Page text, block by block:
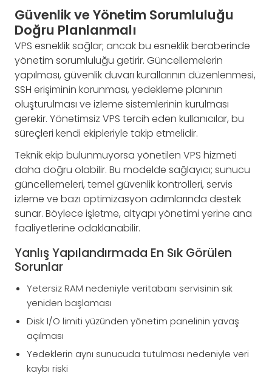
Güvenlik ve Yönetim Sorumluluğu
Doğru Planlanmalı
VPS esneklik sağlar; ancak bu esneklik beraberinde
yönetim sorumluluğu getirir. Güncellemelerin
yapılması, güvenlik duvarı kurallarının düzenlenmesi,
SSH erişiminin korunması, yedekleme planının
oluşturulması ve izleme sistemlerinin kurulması
gerekir. Yönetimsiz VPS tercih eden kullanıcılar, bu
süreçleri kendi ekipleriyle takip etmelidir.
Teknik ekip bulunmuyorsa yönetilen VPS hizmeti
daha doğru olabilir. Bu modelde sağlayıcı; sunucu
güncellemeleri, temel güvenlik kontrolleri, servis
izleme ve bazı optimizasyon adımlarında destek
sunar. Böylece işletme, altyapı yönetimi yerine ana
faaliyetlerine odaklanabilir.
Yanlış Yapılandırmada En Sık Görülen
Sorunlar
Yetersiz RAM nedeniyle veritabanı servisinin sık
yeniden başlaması
Disk I/O limiti yüzünden yönetim panelinin yavaş
açılması
Yedeklerin aynı sunucuda tutulması nedeniyle veri
kaybı riski